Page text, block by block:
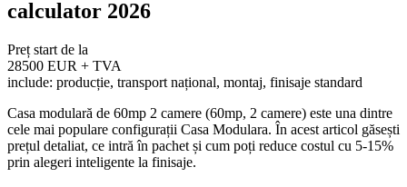
calculator 2026
Preț start de la
28500 EUR + TVA
include: producție, transport național, montaj, finisaje standard
Casa modulară de 60mp 2 camere (60mp, 2 camere) este una dintre
cele mai populare configurații Casa Modulara. În acest articol găsești
prețul detaliat, ce intră în pachet și cum poți reduce costul cu 5-15%
prin alegeri inteligente la finisaje.